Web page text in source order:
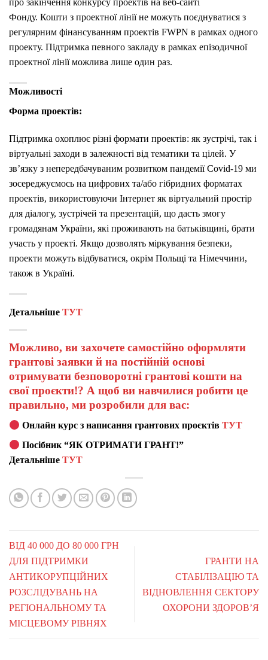
про закінчення конкурсу проектів на веб-сайті
Фонду. Кошти з проектної лінії не можуть поєднуватися з
регулярним фінансуванням проектів FWPN в рамках одного
проекту. Підтримка певного закладу в рамках епізодичної
проектної лінії можлива лише один раз.
Можливості
Форма проектів:
Підтримка охоплює різні формати проектів: як зустрічі, так і
віртуальні заходи в залежності від тематики та цілей. У
зв’язку з непередбачуваним розвитком пандемії Covid-19 ми
зосереджуємось на цифрових та/або гібридних форматах
проектів, використовуючи Інтернет як віртуальний простір
для діалогу, зустрічей та презентацій, що дасть змогу
громадянам України, які проживають на батьківщині, брати
участь у проекті. Якщо дозволять міркування безпеки,
проекти можуть відбуватися, окрім Польщі та Німеччини,
також в Україні.
Детальніше ТУТ
Можливо, ви захочете самостійно оформляти
грантові заявки й на постійній основі
отримувати безповоротні грантові кошти на
свої проєкти!? А щоб ви навчилися робити це
правильно, ми розробили для вас:
Онлайн курс з написання грантових проєктівТУТ
Посібник “ЯК ОТРИМАТИ ГРАНТ!”
Детальніше ТУТ
ВІД 40 000 ДО 80 000 ГРН
ДЛЯ ПІДТРИМКИ
АНТИКОРУПЦІЙНИХ
РОЗСЛІДУВАНЬ НА
РЕГІОНАЛЬНОМУ ТА
МІСЦЕВОМУ РІВНЯХ
ГРАНТИ НА
СТАБІЛІЗАЦІЮ ТА
ВІДНОВЛЕННЯ СЕКТОРУ
ОХОРОНИ ЗДОРОВ’Я